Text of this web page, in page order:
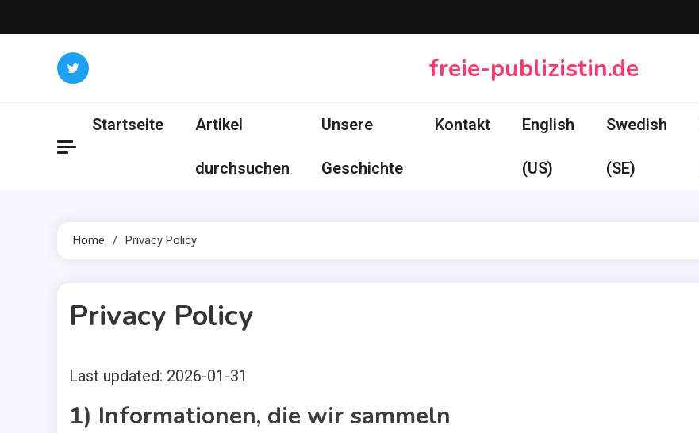
to
freie-publizistin.de
Startseite Artikel
durchsuchen
Unsere
Geschichte
Kontakt English
(US)
Swedish
(SE)
Home Privacy Policy
Privacy Policy
3 MINS READ
Last updated: 2026-01-31
1) Informationen, die wir sammeln